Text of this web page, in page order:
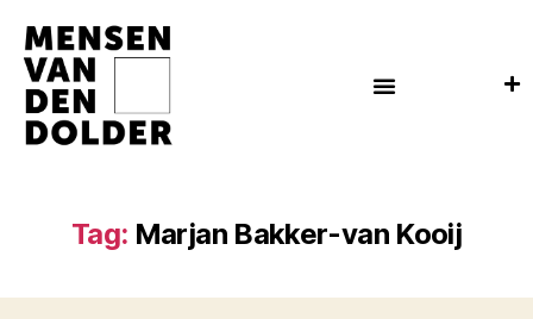
Tag: Marjan Bakker-van Kooij